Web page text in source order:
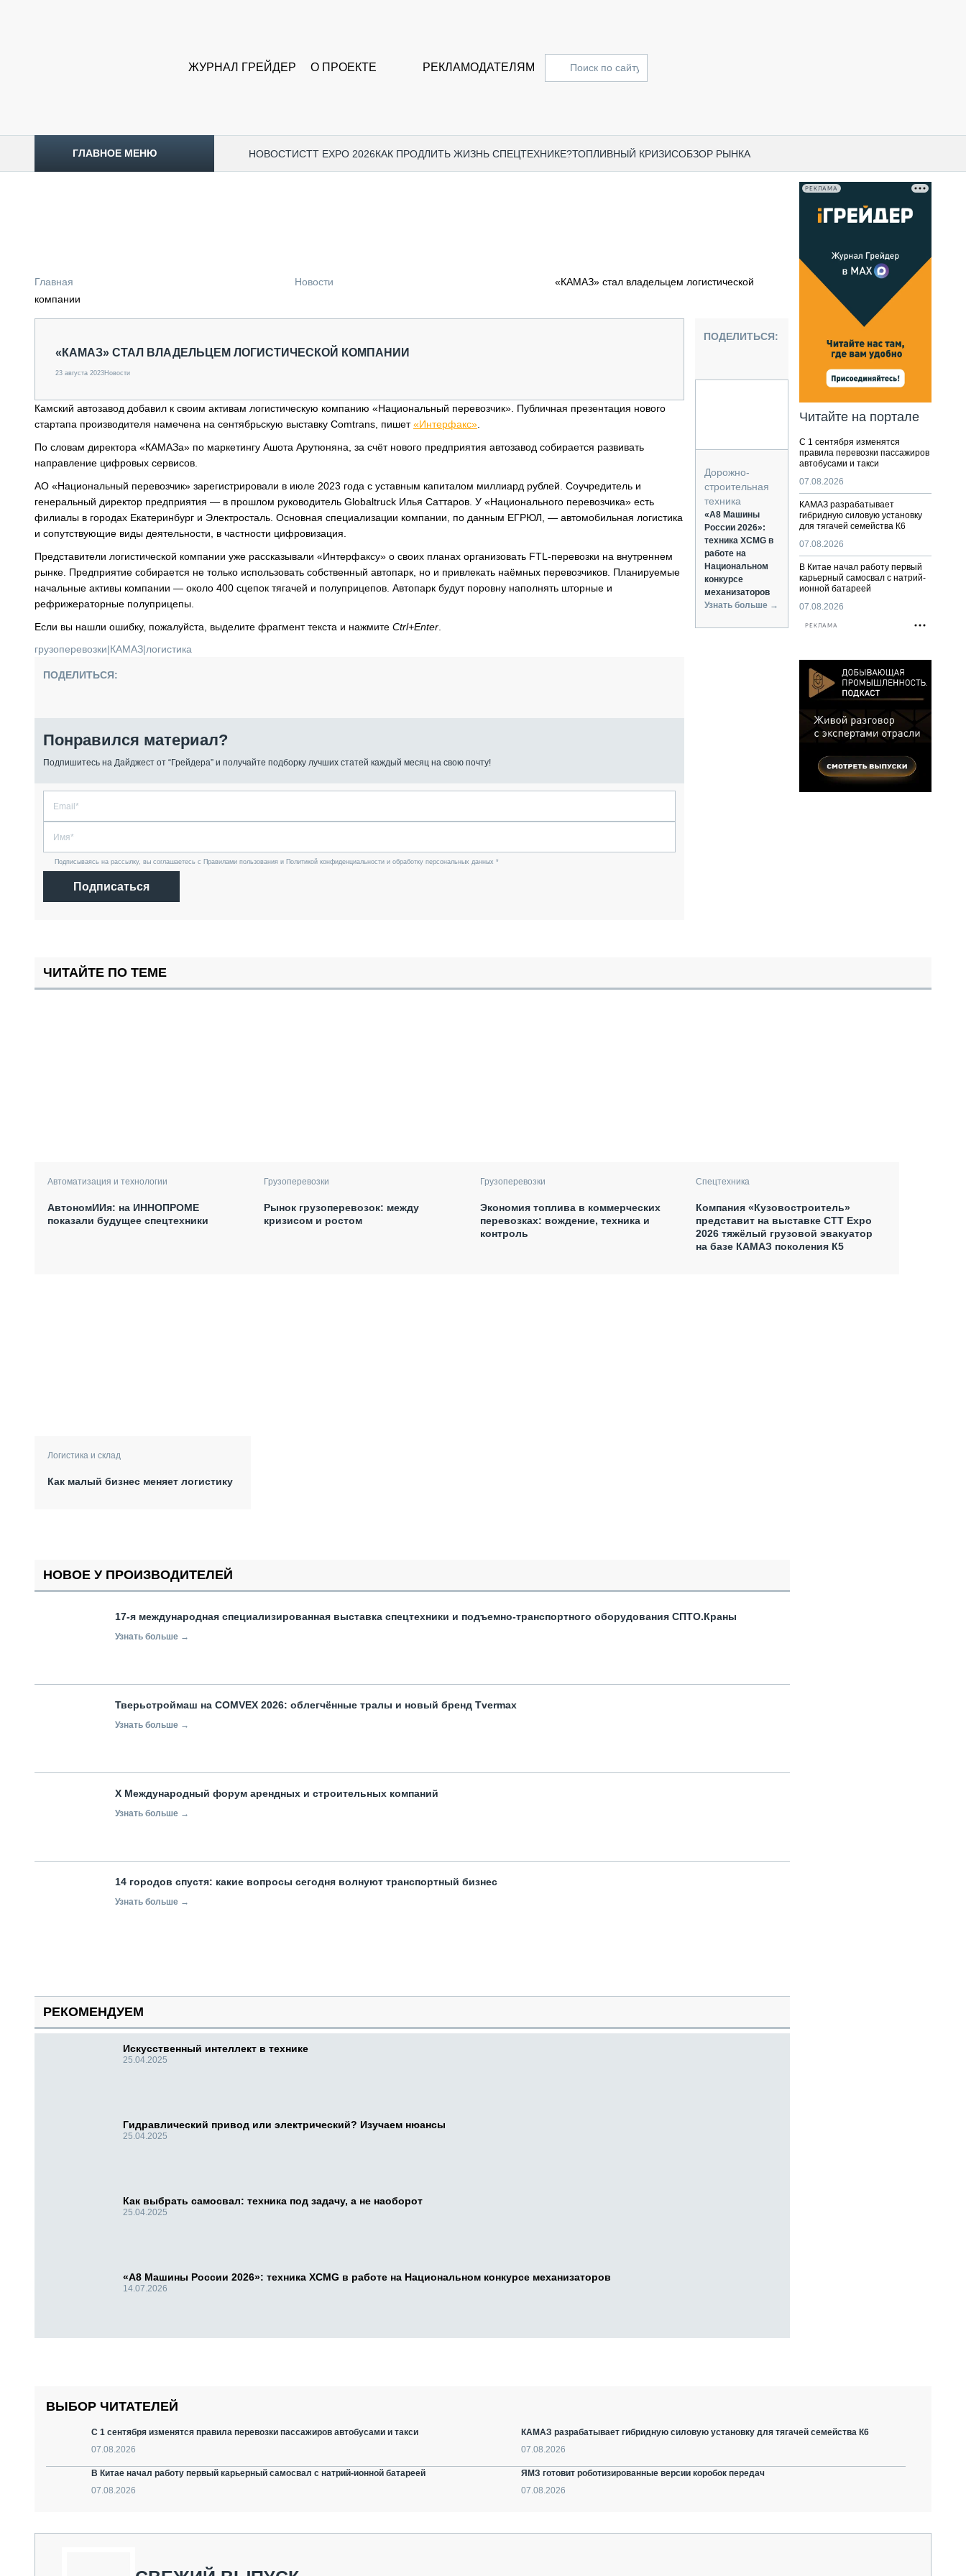
ЖУРНАЛ ГРЕЙДЕР О ПРОЕКТЕ РЕКЛАМОДАТЕЛЯМ
ГЛАВНОЕ МЕНЮ НОВОСТИCTT EXPO 2026КАК ПРОДЛИТЬ ЖИЗНЬ СПЕЦТЕХНИКЕ?ТОПЛИВНЫЙ КРИЗИСОБЗОР РЫНКА
ОБЗОР РЫНКА
ГРУЗОПЕРЕВОЗКИ
ИСПЫТАТЕЛИ
ТЕХНОЛОГИИ
ДОРОЖНАЯ ИНДУСТРИЯ
СЕРВИСМЕНЫ
ПОДЪЁМНАЯ ТЕХНИКА
ПАССАЖИРСКИЙ ТРАНСПОРТ
КАРЬЕРНАЯ ТЕХНИКА
АВТОМАТИЗАЦИЯ И ТЕХНОЛОГИИ
Главная Новости
«КАМАЗ» стал владельцем логистической
компании
«КАМАЗ» СТАЛ ВЛАДЕЛЬЦЕМ ЛОГИСТИЧЕСКОЙ КОМПАНИИ
23 августа 2023Новости
Камский автозавод добавил к своим активам логистическую компанию «Национальный перевозчик». Публичная презентация нового
стартапа производителя намечена на сентябрьскую выставку Comtrans, пишет«Интерфакс»
По словам директора «КАМАЗа» по маркетингу Ашота Арутюняна, за счёт нового предприятия автозавод собирается развивать
направление цифровых сервисов.
АО «Национальный перевозчик» зарегистрировали в июле 2023 года с уставным капиталом миллиард рублей. Соучредитель и
генеральный директор предприятия — в прошлом руководитель Globaltruck Илья Саттаров. У «Национального перевозчика» есть
филиалы в городах Екатеринбург и Электросталь. Основная специализации компании, по данным ЕГРЮЛ, — автомобильная логистика
и сопутствующие виды деятельности, в частности цифровизация.
Представители логистической компании уже рассказывали «Интерфаксу» о своих планах организовать FTL-перевозки на внутреннем
рынке. Предприятие собирается не только использовать собственный автопарк, но и привлекать наёмных перевозчиков. Планируемые
начальные активы компании — около 400 сцепок тягачей и полуприцепов. Автопарк будут поровну наполнять шторные и
рефрижераторные полуприцепы.
Если вы нашли ошибку, пожалуйста, выделите фрагмент текста и нажмите Ctrl+Enter
грузоперевозки|КАМАЗ|логистика
ПОДЕЛИТЬСЯ:
Понравился материал?
Подпишитесь на Дайджест от “Грейдера” и получайте подборку лучших статей каждый месяц на свою почту!
Подписываясь на рассылку, вы соглашаетесь с Правилами пользования и Политикой конфиденциальности и обработку персональных данных *
Подписаться
ПОДЕЛИТЬСЯ:
Дорожно-
строительная
техника
«А8 Машины
России 2026»:
техника XCMG в
работе на
Национальном
конкурсе
механизаторов
Узнать больше →
РЕКЛАМА
Читайте на портале
С 1 сентября изменятся
правила перевозки пассажиров
автобусами и такси
07.08.2026
КАМАЗ разрабатывает
гибридную силовую установку
для тягачей семейства К6
07.08.2026
В Китае начал работу первый
карьерный самосвал с натрий-
ионной батареей
07.08.2026
РЕКЛАМА
ЧИТАЙТЕ ПО ТЕМЕ
Автоматизация и технологии
АвтономИИя: на ИННОПРОМЕ
показали будущее спецтехники
Грузоперевозки
Рынок грузоперевозок: между
кризисом и ростом
Грузоперевозки
Экономия топлива в коммерческих
перевозках: вождение, техника и
контроль
Спецтехника
Компания «Кузовостроитель»
представит на выставке CTT Expo
2026 тяжёлый грузовой эвакуатор
на базе КАМАЗ поколения К5
Логистика и склад
Как малый бизнес меняет логистику
НОВОЕ У ПРОИЗВОДИТЕЛЕЙ
17-я международная специализированная выставка спецтехники и подъемно-транспортного оборудования СПТО.Краны
Узнать больше →
Тверьстроймаш на COMVEX 2026: облегчённые тралы и новый бренд Tvermax
Узнать больше →
X Международный форум арендных и строительных компаний
Узнать больше →
14 городов спустя: какие вопросы сегодня волнуют транспортный бизнес
Узнать больше →
РЕКОМЕНДУЕМ
Искусственный интеллект в технике
25.04.2025
Гидравлический привод или электрический? Изучаем нюансы
25.04.2025
Как выбрать самосвал: техника под задачу, а не наоборот
25.04.2025
«А8 Машины России 2026»: техника XCMG в работе на Национальном конкурсе механизаторов
14.07.2026
ВЫБОР ЧИТАТЕЛЕЙ
С 1 сентября изменятся правила перевозки пассажиров автобусами и такси
07.08.2026
КАМАЗ разрабатывает гибридную силовую установку для тягачей семейства К6
07.08.2026
В Китае начал работу первый карьерный самосвал с натрий-ионной батареей
07.08.2026
ЯМЗ готовит роботизированные версии коробок передач
07.08.2026